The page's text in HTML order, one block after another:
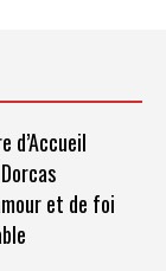
d’Accueil
et de foi